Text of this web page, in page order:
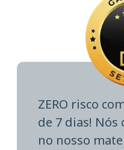
ZERO risco
de 7 dias!
no nosso